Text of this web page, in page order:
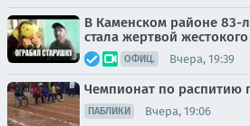
В Каменском районе 83-
стала жертвой
ОФИЦ. Вчера, 19:39
Чемпионат по распитию
ПАБЛИКИ Вчера, 19:06